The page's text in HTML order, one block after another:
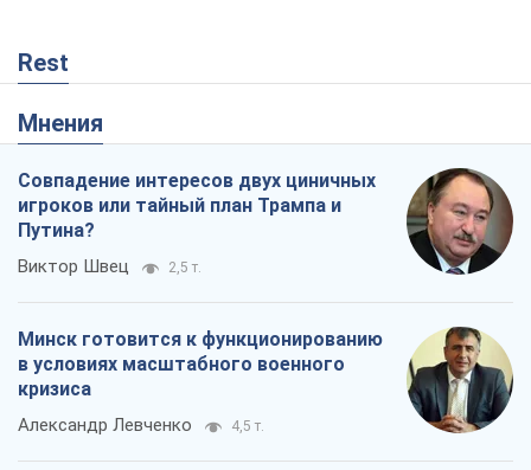
Rest
Мнения
Совпадение интересов двух циничных
игроков или тайный план Трампа и
Путина?
Виктор Швец 2,5 т.
Минск готовится к функционированию
в условиях масштабного военного
кризиса
Александр Левченко 4,5 т.